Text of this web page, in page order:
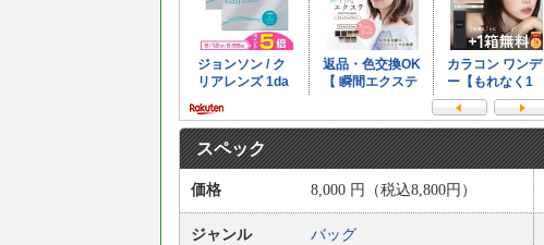
スペック
価格 8,000 円 （税込8,800円）
ジャンル バッグ